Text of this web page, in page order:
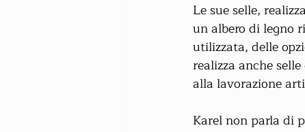
Le sue selle,
un albero di legno
utilizzata, delle
realizza anche
alla lavorazione
Karel non parla di